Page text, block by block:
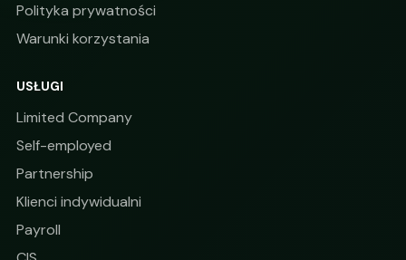
Polityka prywatności
Warunki korzystania
USŁUGI
Limited Company
Self-employed
Partnership
Klienci indywidualni
Payroll